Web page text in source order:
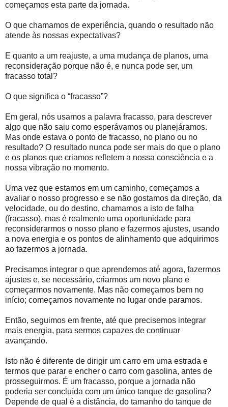
começamos esta parte da jornada.
O que chamamos de experiência, quando o resultado não
atende às nossas expectativas?
E quanto a um reajuste, a uma mudança de planos, uma
reconsideração porque não é, e nunca pode ser, um
fracasso total?
O que significa o “fracasso”?
Em geral, nós usamos a palavra fracasso, para descrever
algo que não saiu como esperávamos ou planejáramos.
Mas onde estava o ponto de fracasso, no plano ou no
resultado? O resultado nunca pode ser mais do que o plano
e os planos que criamos refletem a nossa consciência e a
nossa vibração no momento.
Uma vez que estamos em um caminho, começamos a
avaliar o nosso progresso e se não gostamos da direção, da
velocidade, ou do destino, chamamos a isto de falha
(fracasso), mas é realmente uma oportunidade para
reconsiderarmos o nosso plano e fazermos ajustes, usando
a nova energia e os pontos de alinhamento que adquirimos
ao fazermos a jornada.
Precisamos integrar o que aprendemos até agora, fazermos
ajustes e, se necessário, criarmos um novo plano e
começarmos novamente. Mas não começamos bem no
início; começamos novamente no lugar onde paramos.
Então, seguimos em frente, até que precisemos integrar
mais energia, para sermos capazes de continuar
avançando.
Isto não é diferente de dirigir um carro em uma estrada e
termos que parar e encher o carro com gasolina, antes de
prosseguirmos. É um fracasso, porque a jornada não
poderia ser concluída com um único tanque de gasolina?
Depende de qual é a distância, do tamanho do tanque de